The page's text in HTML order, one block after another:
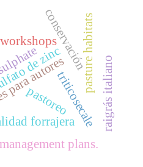
autores
conservación
pasture habitats
workshops
plans.
de zinc
triticosecale
forrajera raigrás italiano
pastoreo